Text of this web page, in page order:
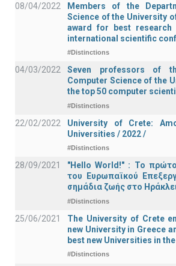
08/04/2022
Members of the
Science of the University
award for best
international scientific
#Distinctions
04/03/2022
Seven professors of
Computer Science of the
the top 50 computer
#Distinctions
22/02/2022
University of Crete:
Universities / 2022 /
#Distinctions
28/09/2021
"Hello World!" : Το
του Ευρωπαϊκού
σημάδια ζωής στο
#Distinctions
25/06/2021
The University of Crete
new University in Greece
best new Universities in
#Distinctions